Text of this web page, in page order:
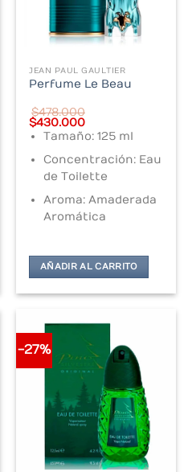
JEAN PAUL GAULTIER
Perfume Le Beau
$478.000
Original
price
was:
$478.000.
$430.000Current
price
is:
$430.000.
Tamaño: 125 ml
Concentración: Eau
de Toilette
Aroma: Amaderada
Aromática
AÑADIR AL CARRITO
-27%